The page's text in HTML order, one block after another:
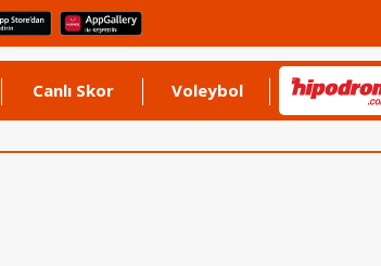
Canlı Skor Voleybol